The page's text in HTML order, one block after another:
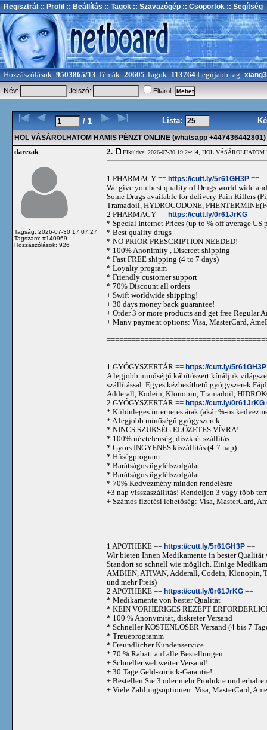
Regisztrál :: Profil :: Beállítás :: Tagok :: Szavazógép :: Csoportok :: Segítség
Hozzászólások: 9503865/13 Témák: 20605 Tagok: 113764 Legújabb tag:
Név:
Jelszó: Eltárol
/ 1 Lista:
HOL VÁSÁROLHATOM HAMIS PÉNZT ONLINE (whatsapp +447436442801)
darezak
Tagság: 2026-07-30 17:07:27
Tagszám: #140969
Hozzászólások: 926
2. Elküldve: 2026-07-30 19:24:14, HOL VÁSÁROLHATOM
1 PHARMACY == https://cutt.ly/5r61GH3P ==
We give you best quality of Drugs world wide
Some Drugs available for delivery Pain Killers
Tramadoil, HYDROCODONE,
2 PHARMACY == https://cutt.ly/0r61JrKG ==
* Special Internet Prices (up to % off average US
* Best quality drugs
* NO PRIOR PRESCRIPTION NEEDED!
* 100% Anonimity , Discreet shipping
* Fast FREE shipping (4 to 7 days)
* Loyalty program
* Friendly customer support
* 70% Discount all orders
+ Swift worldwide shipping!
+ 30 days money back guarantee!
+ Order 3 or more products and get free Regular
+ Many payment options: Visa, MasterCard,
1 GYÓGYSZERTÁR == https://cutt.ly/5r61GH3P
A legjobb minőségű kábítószert kínáljuk
szállítással. Egyes kézbesíthető gyógyszerek
Adderall, Kodein, Klonopin, Tramadoil,
2 GYÓGYSZERTÁR == https://cutt.ly/0r61JrKG
* Különleges internetes árak (akár %-os
* A legjobb minőségű gyógyszerek
* NINCS SZÜKSÉG ELŐZETES VÍVRA!
* 100% névtelenség, diszkrét szállítás
* Gyors INGYENES kiszállítás (4-7 nap)
* Hűségprogram
* Barátságos ügyfélszolgálat
* Barátságos ügyfélszolgálat
* 70% Kedvezmény minden rendelésre
+3 nap visszaszállítás! Rendeljen 3 vagy több
+ Számos fizetési lehetőség: Visa, MasterCard,
1 APOTHEKE == https://cutt.ly/5r61GH3P ==
Wir bieten Ihnen Medikamente in bester
Standort so schnell wie möglich. Einige
AMBIEN, ATIVAN, Adderall, Codein, Klonopin,
und mehr Preis)
2 APOTHEKE == https://cutt.ly/0r61JrKG ==
* Medikamente von bester Qualität
* KEIN VORHERIGES REZEPT
* 100 % Anonymität, diskreter Versand
* Schneller KOSTENLOSER Versand (4 bis 7
* Treueprogramm
* Freundlicher Kundenservice
* 70 % Rabatt auf alle Bestellungen
+ Schneller weltweiter Versand!
+ 30 Tage Geld-zurück-Garantie!
+ Bestellen Sie 3 oder mehr Produkte und
+ Viele Zahlungsoptionen: Visa, MasterCard,